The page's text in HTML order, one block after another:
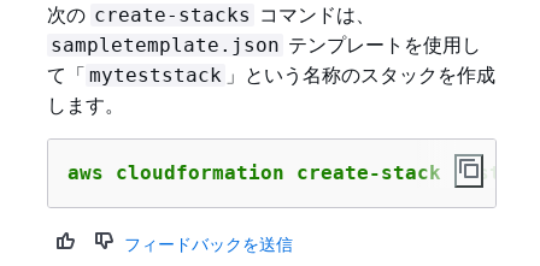
次の create-stacks コマンドは、
sampletemplate.json テンプレートを使用し
て「 myteststack 」という名称のスタックを作成
します。
aws cloudformation create-stack --
フィードバックを送信